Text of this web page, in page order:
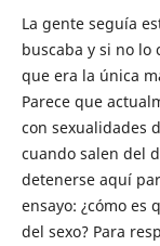
La gente seguía
buscaba y si no lo
que era la única
Parece que
con sexualidades
cuando salen del
detenerse aquí
ensayo: ¿cómo es
del sexo? Para